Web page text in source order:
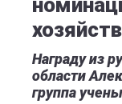
Награду из
области
группа